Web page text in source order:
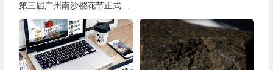
第三届广州南沙樱花节正式开
幕